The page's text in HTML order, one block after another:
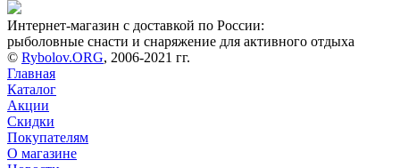
Интернет-магазин с доставкой по России:
рыболовные снасти и снаряжение для активного отдыха
© Rybolov.ORG, 2006-2021 гг.
Главная
Каталог
Акции
Скидки
Покупателям
О магазине